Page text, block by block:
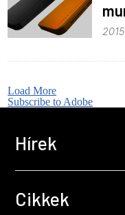
Load More
Subscribe to Adobe
Hírek
Cikkek